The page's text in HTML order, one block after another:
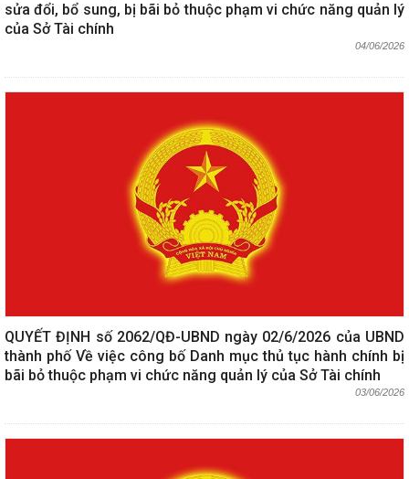
sửa đổi, bổ sung, bị bãi bỏ thuộc phạm vi chức năng quản lý
của Sở Tài chính
04/06/2026
QUYẾT ĐỊNH số 2062/QĐ-UBND ngày 02/6/2026 của UBND
thành phố Về việc công bố Danh mục thủ tục hành chính bị
bãi bỏ thuộc phạm vi chức năng quản lý của Sở Tài chính
03/06/2026